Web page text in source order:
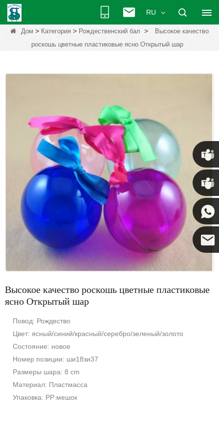
RU
Дом > Категория > Рождественский бал >
Высокое качество
роскошь цветные пластиковые ясно Открытый шар
Высокое качество роскошь цветные пластиковые
ясно Открытый шар
Повод: Рождество
Цвет: ясный/синий/красный/серебро/зеленый/золото
Состояние: новое
Номер позиции: ши18зи37
Размеры шара: 8 cm
Материал: Пластмасса
Упаковка: PP мешок
Крис
Кенни